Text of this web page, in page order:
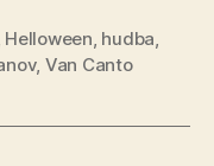
Helloween, hudba,
, Van Canto